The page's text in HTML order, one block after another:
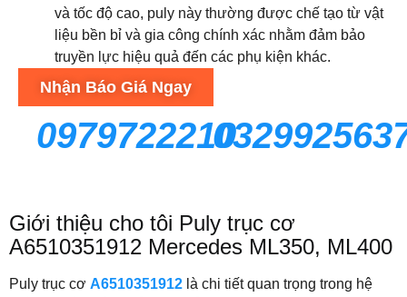
và tốc độ cao, puly này thường được chế tạo từ vật
liệu bền bỉ và gia công chính xác nhằm đảm bảo
truyền lực hiệu quả đến các phụ kiện khác.
Nhận Báo Giá Ngay
0979722210
Giới thiệu cho tôi Puly trục cơ
A6510351912 Mercedes ML350, ML400
Puly trục cơ A6510351912 là chi tiết quan trọng trong hệ